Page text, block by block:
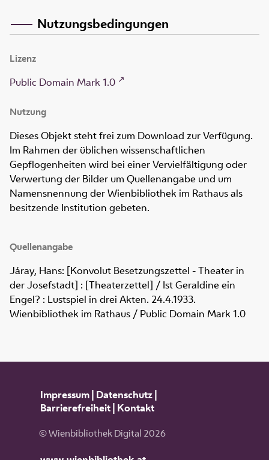
Nutzungsbedingungen
Lizenz
Public Domain Mark 1.0
Nutzung
Dieses Objekt steht frei zum Download zur Verfügung.
Im Rahmen der üblichen wissenschaftlichen
Gepflogenheiten wird bei einer Vervielfältigung oder
Verwertung der Bilder um Quellenangabe und um
Namensnennung der Wienbibliothek im Rathaus als
besitzende Institution gebeten.
Quellenangabe
Járay, Hans: [Konvolut Besetzungszettel - Theater in
der Josefstadt] : [Theaterzettel] / Ist Geraldine ein
Engel? : Lustspiel in drei Akten. 24.4.1933.
Wienbibliothek im Rathaus / Public Domain Mark 1.0
Impressum| Datenschutz|
Barrierefreiheit| Kontakt
© Wienbibliothek Digital 2026